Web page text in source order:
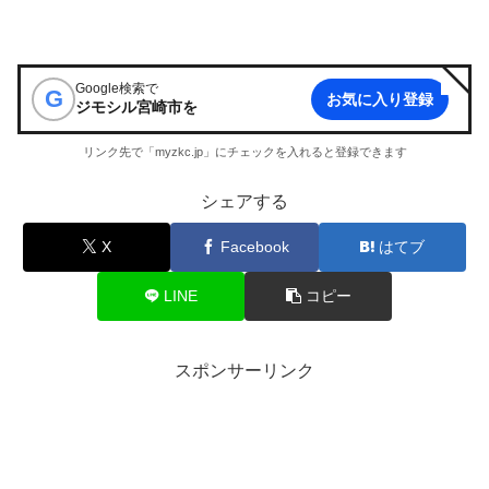
G Google検索で
ジモシル宮崎市を お気に入り登録
リンク先で「myzkc.jp」にチェックを入れると登録できます
シェアする
X Facebook はてブ
LINE コピー
スポンサーリンク